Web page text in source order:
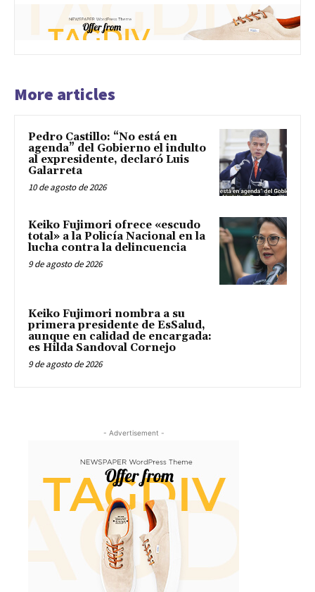
More articles
Pedro Castillo: “No está en
agenda” del Gobierno el indulto
al expresidente, declaró Luis
Galarreta
10 de agosto de 2026
Keiko Fujimori ofrece «escudo
total» a la Policía Nacional en la
lucha contra la delincuencia
9 de agosto de 2026
Keiko Fujimori nombra a su
primera presidente de EsSalud,
aunque en calidad de encargada:
es Hilda Sandoval Cornejo
9 de agosto de 2026
- Advertisement -